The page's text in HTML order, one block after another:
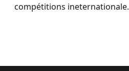
compétitions ineternationale.